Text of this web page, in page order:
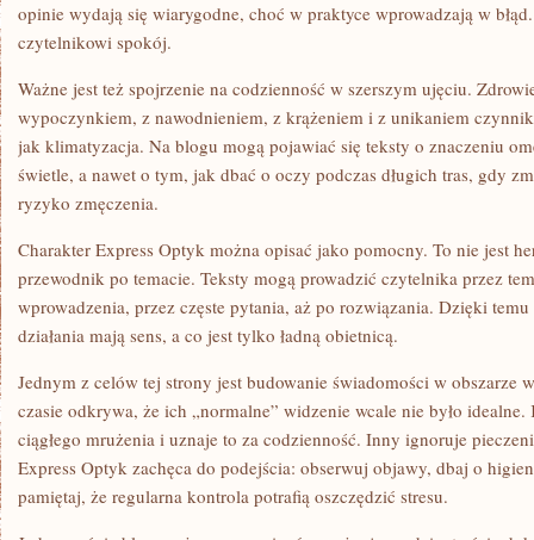
opinie wydają się wiarygodne, choć w praktyce wprowadzają w
czytelnikowi spokój.
Ważne jest też spojrzenie na codzienność w szerszym ujęciu.
wypoczynkiem, z nawodnieniem, z krążeniem i z unikaniem
jak klimatyzacja. Na blogu mogą pojawiać się teksty o znaczeniu
świetle, a nawet o tym, jak dbać o oczy podczas długich tras, gdy
ryzyko zmęczenia.
Charakter Express Optyk można opisać jako pomocny. To nie jest
przewodnik po temacie. Teksty mogą prowadzić czytelnika przez
wprowadzenia, przez częste pytania, aż po rozwiązania. Dzięki
działania mają sens, a co jest tylko ładną obietnicą.
Jednym z celów tej strony jest budowanie świadomości w obszarze
czasie odkrywa, że ich „normalne” widzenie wcale nie było idealne.
ciągłego mrużenia i uznaje to za codzienność. Inny ignoruje
Express Optyk zachęca do podejścia: obserwuj objawy, dbaj o
pamiętaj, że regularna kontrola potrafią oszczędzić stresu.